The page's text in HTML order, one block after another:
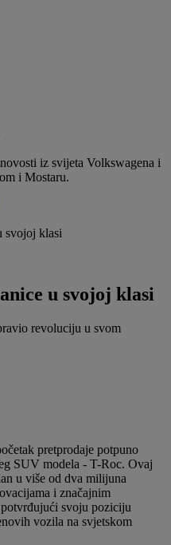
iz svijeta Volkswagena i
i Mostaru.
svojoj klasi
u svojoj klasi
revoluciju u svom
pretprodaje potpuno
SUV modela - T-Roc. Ovaj
u više od dva milijuna
i značajnim
svoju poziciju
vozila na svjetskom